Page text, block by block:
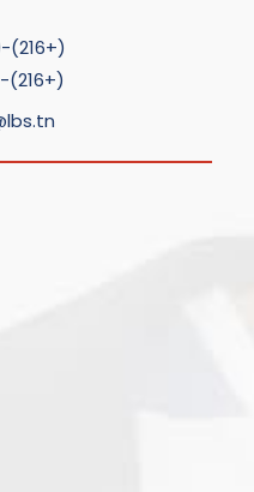
(+216)-70 026 426
(+216)-99 762 280